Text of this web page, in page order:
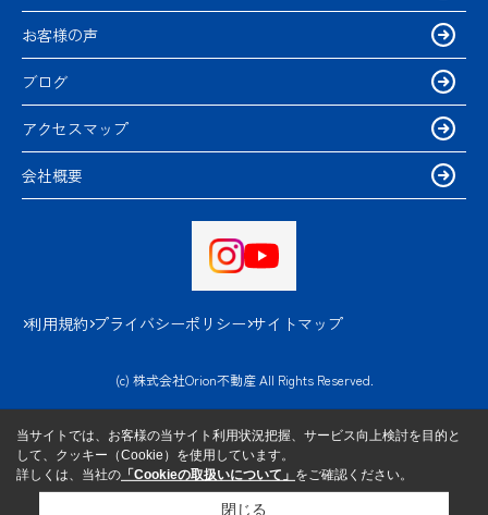
お客様の声
ブログ
アクセスマップ
会社概要
利用規約 プライバシーポリシー サイトマップ
(c) 株式会社Orion不動産 All Rights Reserved.
当サイトでは、お客様の当サイト利用状況把握、サービス向上検討を目的と
して、クッキー（Cookie）を使用しています。
詳しくは、当社の 「Cookieの取扱いについて」 をご確認ください。
閉じる